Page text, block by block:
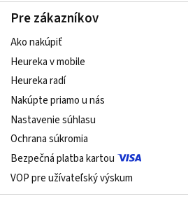
Pre zákazníkov
Ako nakúpiť
Heureka v mobile
Heureka radí
Nakúpte priamo u nás
Nastavenie súhlasu
Ochrana súkromia
Bezpečná platba kartou
VOP pre užívateľský výskum